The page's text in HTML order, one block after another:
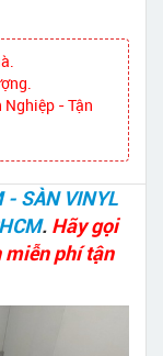
- Tận
- SÀN VINYL
. Hãy gọi
miễn phí tận